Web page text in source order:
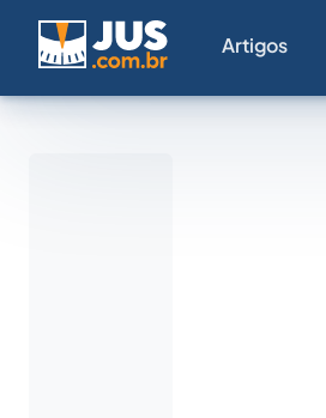
Artigos